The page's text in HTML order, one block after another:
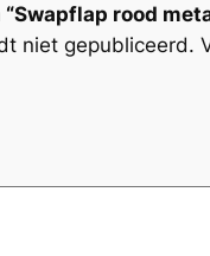
rood
niet gepubliceerd.